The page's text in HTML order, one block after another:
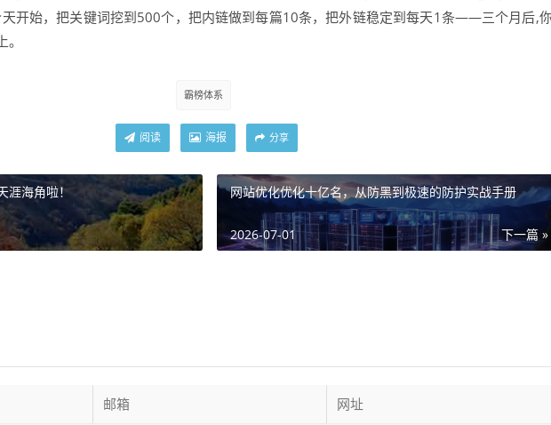
开始，把关键词挖到500个，把内链做到每篇10条，把外链稳定到每天1条——三个月后,
霸榜体系
阅读 海报 分享
涯海角啦！ 网站优化优化十亿名，从防黑到极速的防护实战手册
下一篇 »
2026-07-01